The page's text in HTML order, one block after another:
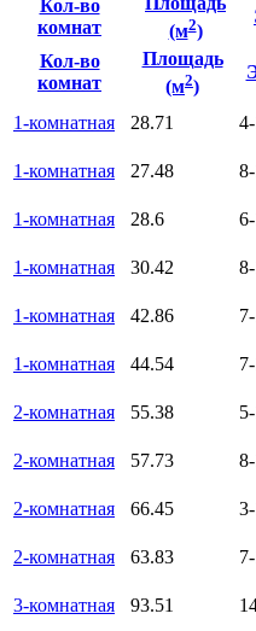
Кол-во
комнат
(м2)
Кол-во
комнат
Площадь
(м2)
1-комнатная
28.71
1-комнатная
27.48
1-комнатная
28.6
1-комнатная
30.42
1-комнатная
42.86
1-комнатная
44.54
2-комнатная
55.38
2-комнатная
57.73
2-комнатная
66.45
2-комнатная
63.83
3-комнатная
93.51